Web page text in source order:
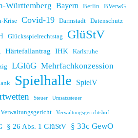
Württemberg Bayern Berlin BVerwG
Krise Covid-19 Darmstadt Datenschutz
Glücksspielrechtstag GlüStV
Härtefallantrag IHK Karlsruhe
LGlüG Mehrfachkonzession
Spielhalle SpielV
Steuer Umsatzsteuer
Verwaltungsgericht Verwaltungsgerichtshof
§ 26 Abs. 1 GlüStV § 33c GewO